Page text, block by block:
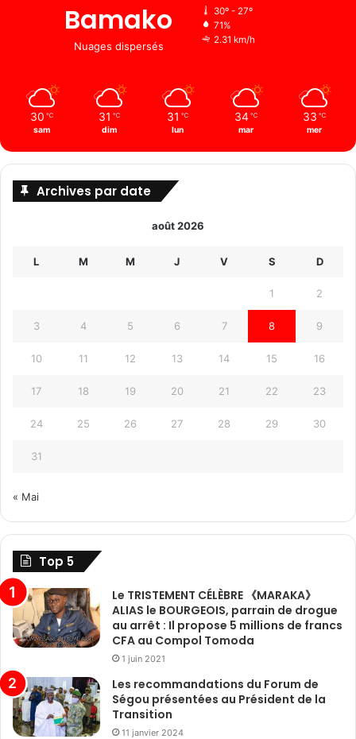
Bamako
Nuages ​​dispersés
30º - 27º
71%
2.31 km/h
30 ℃
sam
31 ℃
dim
31 ℃
lun
34 ℃
mar
33 ℃
mer
Archives par date
août 2026
L M M J V S D
1 2
3 4 5 6 7 8 9
10 11 12 13 14 15 16
17 18 19 20 21 22 23
24 25 26 27 28 29 30
31
« Mai
Top 5
Le TRISTEMENT CÉLÈBRE 《MARAKA》
ALIAS le BOURGEOIS, parrain de drogue
au arrêt : Il propose 5 millions de francs
CFA au Compol Tomoda
1 juin 2021
Les recommandations du Forum de
Ségou présentées au Président de la
Transition
11 janvier 2024